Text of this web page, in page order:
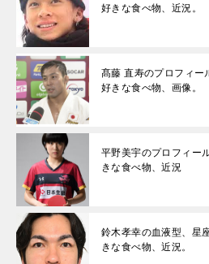
好きな食べ物、近況。
髙藤 直寿のプロフィー
好きな食べ物、画像。
平野美宇のプロフィー
きな食べ物、近況
鈴木孝幸の血液型、星
きな食べ物、近況。